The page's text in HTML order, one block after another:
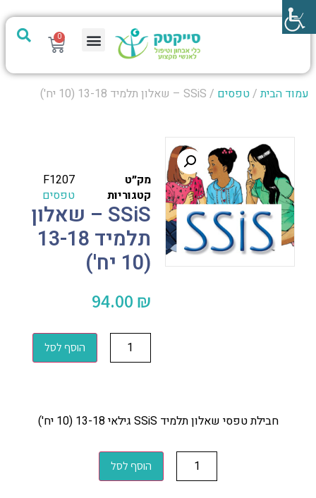
0
עמוד הבית/טפסים / SSiS – שאלון תלמיד 13-18 (10 יח')
מק״ט
F1207
קטגוריות
טפסים
SSiS – שאלון
תלמיד 13-18
(10 יח')
94.00 ₪
הוסף לסל
חבילת טפסי שאלון תלמיד SSiS גילאי 13-18 (10 יח')
הוסף לסל